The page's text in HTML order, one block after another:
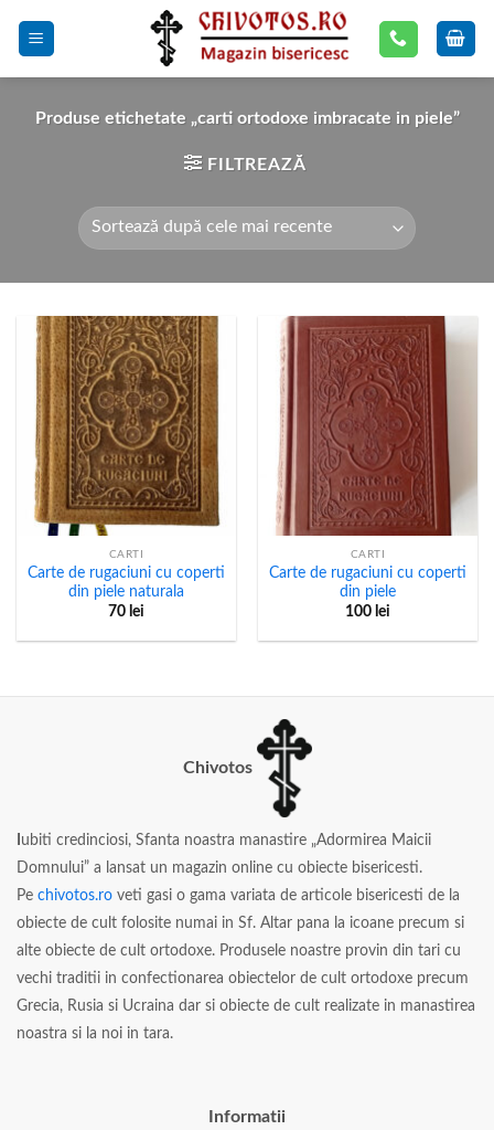
Produse etichetate „carti ortodoxe imbracate in piele”
FILTREAZĂ
CARTI
Carte de rugaciuni cu coperti
din piele naturala
70 lei
CARTI
Carte de rugaciuni cu coperti
din piele
100 lei
Chivotos
ubiti credinciosi, Sfanta noastra manastire „Adormirea Maicii
Domnului” a lansat un magazin online cu obiecte bisericesti.
Pe chivotos.ro veti gasi o gama variata de articole bisericesti de la
obiecte de cult folosite numai in Sf. Altar pana la icoane precum si
alte obiecte de cult ortodoxe. Produsele noastre provin din tari cu
vechi traditii in confectionarea obiectelor de cult ortodoxe precum
Grecia, Rusia si Ucraina dar si obiecte de cult realizate in manastirea
noastra si la noi in tara.
Informatii